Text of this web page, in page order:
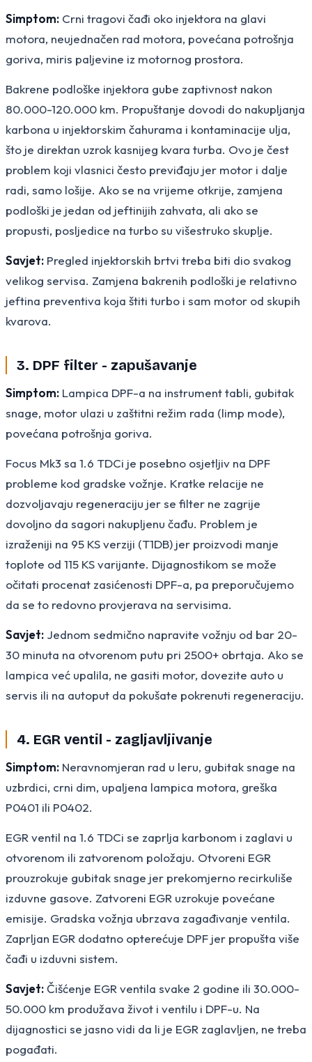
Simptom: Crni tragovi čađi oko injektora na glavi
motora, neujednačen rad motora, povećana potrošnja
goriva, miris paljevine iz motornog prostora.
Bakrene podloške injektora gube zaptivnost nakon
80.000-120.000 km. Propuštanje dovodi do nakupljanja
karbona u injektorskim čahurama i kontaminacije ulja,
što je direktan uzrok kasnijeg kvara turba. Ovo je čest
problem koji vlasnici često previđaju jer motor i dalje
radi, samo lošije. Ako se na vrijeme otkrije, zamjena
podloški je jedan od jeftinijih zahvata, ali ako se
propusti, posljedice na turbo su višestruko skuplje.
Savjet: Pregled injektorskih brtvi treba biti dio svakog
velikog servisa. Zamjena bakrenih podloški je relativno
jeftina preventiva koja štiti turbo i sam motor od skupih
kvarova.
3. DPF filter - zapušavanje
Simptom: Lampica DPF-a na instrument tabli, gubitak
snage, motor ulazi u zaštitni režim rada (limp mode),
povećana potrošnja goriva.
Focus Mk3 sa 1.6 TDCi je posebno osjetljiv na DPF
probleme kod gradske vožnje. Kratke relacije ne
dozvoljavaju regeneraciju jer se filter ne zagrije
dovoljno da sagori nakupljenu čađu. Problem je
izraženiji na 95 KS verziji (T1DB) jer proizvodi manje
toplote od 115 KS varijante. Dijagnostikom se može
očitati procenat zasićenosti DPF-a, pa preporučujemo
da se to redovno provjerava na servisima.
Savjet: Jednom sedmično napravite vožnju od bar 20-
30 minuta na otvorenom putu pri 2500+ obrtaja. Ako se
lampica već upalila, ne gasiti motor, dovezite auto u
servis ili na autoput da pokušate pokrenuti regeneraciju.
4. EGR ventil - zagljavljivanje
Simptom: Neravnomjeran rad u leru, gubitak snage na
uzbrdici, crni dim, upaljena lampica motora, greška
P0401 ili P0402.
EGR ventil na 1.6 TDCi se zaprlja karbonom i zaglavi u
otvorenom ili zatvorenom položaju. Otvoreni EGR
prouzrokuje gubitak snage jer prekomjerno recirkuliše
izduvne gasove. Zatvoreni EGR uzrokuje povećane
emisije. Gradska vožnja ubrzava zagađivanje ventila.
Zaprljan EGR dodatno opterećuje DPF jer propušta više
čađi u izduvni sistem.
Savjet:Čišćenje EGR ventila svake 2 godine ili 30.000-
50.000 km produžava život i ventilu i DPF-u. Na
dijagnostici se jasno vidi da li je EGR zaglavljen, ne treba
pogađati.